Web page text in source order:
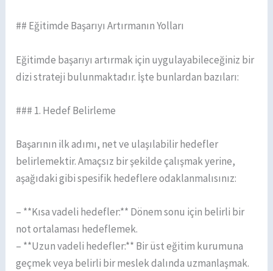
## Eğitimde Başarıyı Artırmanın Yolları
Eğitimde başarıyı artırmak için uygulayabileceğiniz bir
dizi strateji bulunmaktadır. İşte bunlardan bazıları:
### 1. Hedef Belirleme
Başarının ilk adımı, net ve ulaşılabilir hedefler
belirlemektir. Amaçsız bir şekilde çalışmak yerine,
aşağıdaki gibi spesifik hedeflere odaklanmalısınız:
– **Kısa vadeli hedefler:** Dönem sonu için belirli bir
not ortalaması hedeflemek.
– **Uzun vadeli hedefler:** Bir üst eğitim kurumuna
geçmek veya belirli bir meslek dalında uzmanlaşmak.